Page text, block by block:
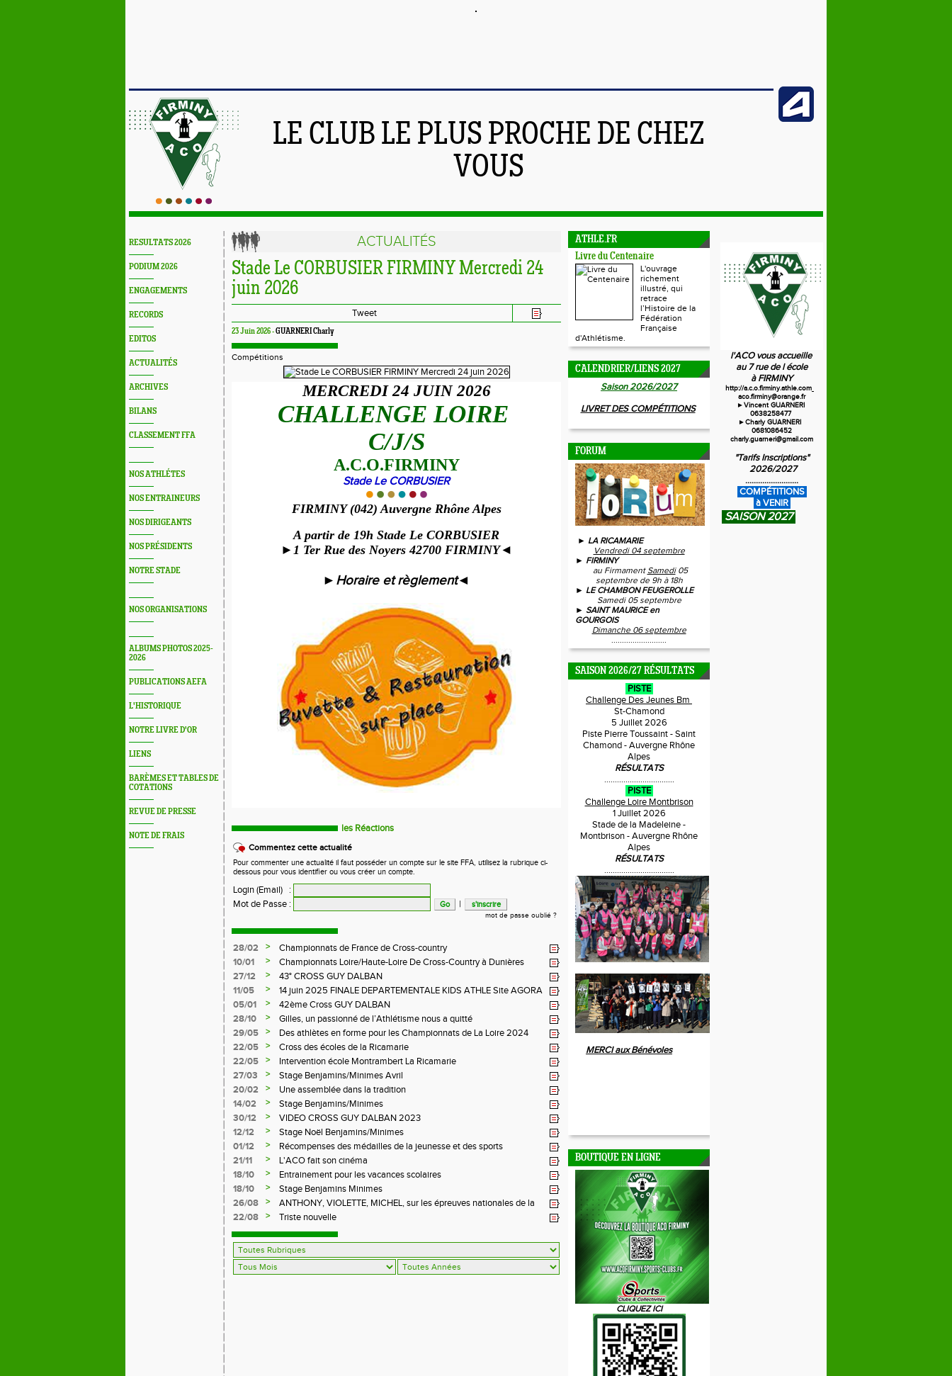
LE CLUB LE PLUS PROCHE DE CHEZ
VOUS
RESULTATS 2026
PODIUM 2026
ENGAGEMENTS
RECORDS
EDITOS
ACTUALITÉS
ARCHIVES
BILANS
CLASSEMENT FFA
NOS ATHLÉTES
NOS ENTRAINEURS
NOS DIRIGEANTS
NOS PRÉSIDENTS
NOTRE STADE
NOS ORGANISATIONS
ALBUMS PHOTOS 2025-
2026
PUBLICATIONS AEFA
L'HISTORIQUE
NOTRE LIVRE D'OR
LIENS
BARÈMES ET TABLES DE
COTATIONS
REVUE DE PRESSE
NOTE DE FRAIS
ACTUALITÉS
Stade Le CORBUSIER FIRMINY Mercredi 24
juin 2026
Tweet
23 Juin 2026 -GUARNERI Charly
Compétitions
MERCREDI 24 JUIN 2026
CHALLENGE LOIRE
C/J/S
A.C.O.FIRMINY
Stade Le CORBUSIER
FIRMINY (042) Auvergne Rhône Alpes
A partir de 19h Stade Le CORBUSIER
► 1 Ter Rue des Noyers 42700 FIRMINY◄
► Horaire et règlement◄
les Réactions
Commentez cette actualité
Pour commenter une actualité il faut posséder un compte sur le site FFA, utilisez la rubrique ci-
dessous pour vous identifier ou vous créer un compte.
Login (Email)
:
Mot de Passe : |
mot de passe oublié ?
28/02 >
Championnats de France de Cross-country
10/01
>
Championnats Loire/Haute-Loire De Cross-Country à Dunières
27/12
>
43° CROSS GUY DALBAN
11/05
>
14 juin 2025 FINALE DEPARTEMENTALE KIDS ATHLE Site AGORA
LE CHAMBON FEUGEROLLES
05/01 >
42ème Cross GUY DALBAN
28/10
>
Gilles, un passionné de l’Athlétisme nous a quitté
29/05
>
Des athlètes en forme pour les Championnats de La Loire 2024
22/05
>
Cross des écoles de la Ricamarie
22/05
>
Intervention école Montrambert La Ricamarie
27/03
>
Stage Benjamins/Minimes Avril
20/02
>
Une assemblée dans la tradition
14/02
>
Stage Benjamins/Minimes
30/12
>
VIDEO CROSS GUY DALBAN 2023
12/12
>
Stage Noël Benjamins/Minimes
01/12
>
Récompenses des médailles de la jeunesse et des sports
21/11
>
L'ACO fait son cinéma
18/10
>
Entrainement pour les vacances scolaires
18/10
>
Stage Benjamins Minimes
26/08
>
ANTHONY, VIOLETTE, MICHEL, sur les épreuves nationales de la
FFA
22/08 > Triste nouvelle
ATHLE.FR
Livre du Centenaire
L'ouvrage
richement
illustré, qui
retrace
l’Histoire de la
Fédération
Française
d'Athlétisme.
CALENDRIER/LIENS 2027
Saison 2026/2027
LIVRET DES COMPÉTITIONS
FORUM
► LA RICAMARIE
Vendredi 04 septembre
► FIRMINY
au Firmament Samedi05
septembre de 9h à 18h
► LE CHAMBON FEUGEROLLE
Samedi 05 septembre
► SAINT MAURICE en
GOURGOIS
Dimanche 06 septembre
..........................
SAISON 2026/27 RÉSULTATS
PISTE
Challenge Des Jeunes Bm
St-Chamond
5 Juillet 2026
Piste Pierre Toussaint - Saint
Chamond - Auvergne Rhône
Alpes
RÉSULTATS
.................................
PISTE
Challenge Loire Montbrison
1 Juillet 2026
Stade de la Madeleine -
Montbrison - Auvergne Rhône
Alpes
RÉSULTATS
.................................
MERCI aux Bénévoles
BOUTIQUE EN LIGNE
CLIQUEZ ICI
l'ACO vous accueille
au 7 rue de l école
à FIRMINY
http://a.c.o.firminy.athle.com
aco.firminy@orange.fr
►Vincent GUARNERI
0638258477
►Charly GUARNERI
0681086452
charly.guarneri@gmail.com
"Tarifs Inscriptions"
2026/2027
.........................
COMPÉTITIONS
à VENIR
SAISON 2027